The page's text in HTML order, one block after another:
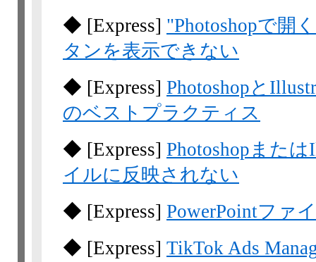
◆ [Express] "Photoshopで開
タンを表示できない
◆ [Express] Photoshopと
のベストプラクティス
◆ [Express] Photoshopまた
イルに反映されない
◆ [Express] PowerPointファ
◆ [Express] TikTok Ads